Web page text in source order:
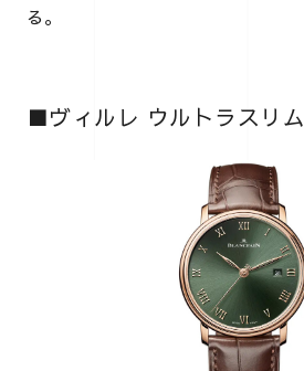
る。
■ヴィルレ ウルトラスリム